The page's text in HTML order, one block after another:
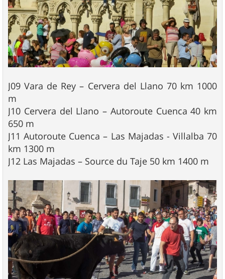
J09 Vara de Rey – Cervera del Llano 70 km 1000
m
J10 Cervera del Llano – Autoroute Cuenca 40 km
650 m
J11 Autoroute Cuenca – Las Majadas - Villalba 70
km 1300 m
J12 Las Majadas – Source du Taje 50 km 1400 m